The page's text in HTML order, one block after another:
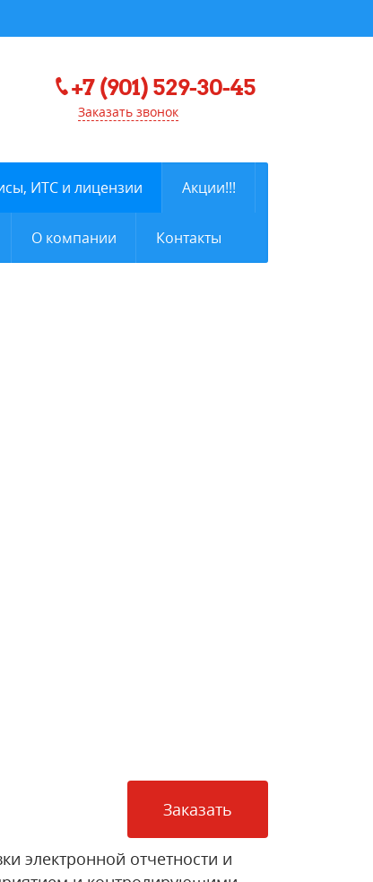
+7 (901) 529-30-45
Заказать звонок
ИТС и лицензии Акции!!!
О компании Контакты
Заказать
электронной отчетности и